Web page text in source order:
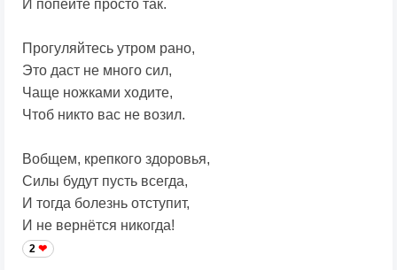
И попейте просто так.
Прогуляйтесь утром рано,
Это даст не много сил,
Чаще ножками ходите,
Чтоб никто вас не возил.
Вобщем, крепкого здоровья,
Силы будут пусть всегда,
И тогда болезнь отступит,
И не вернётся никогда!
2